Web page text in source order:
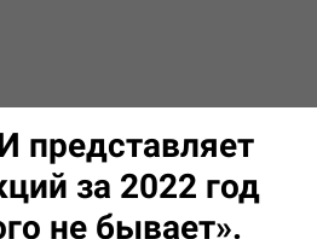
представляет
за 2022 год
не бывает».